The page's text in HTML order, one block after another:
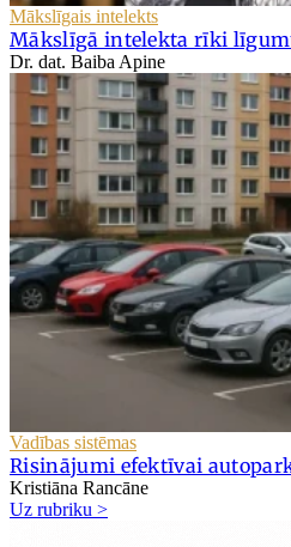
Mākslīgais intelekts
Mākslīgā intelekta rīki
Dr. dat. Baiba Apine
Vadības sistēmas
Risinājumi efektīvai
Kristiāna Rancāne
Uz rubriku >